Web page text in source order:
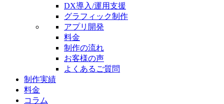
DX導入/運用支援
グラフィック制作
アプリ開発
料金
制作の流れ
お客様の声
よくあるご質問
制作実績
料金
コラム